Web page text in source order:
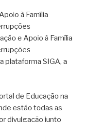
à Família
e Apoio à Família
plataforma SIGA, a
de Educação na
estão todas as
divulgação junto